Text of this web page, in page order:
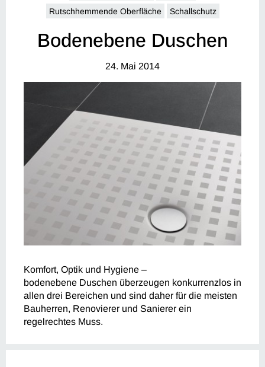
Rutschhemmende Oberfläche
Schallschutz
Bodenebene Duschen
24. Mai 2014
Komfort, Optik und Hygiene –
bodenebene Duschen überzeugen konkurrenzlos in
allen drei Bereichen und sind daher für die meisten
Bauherren, Renovierer und Sanierer ein
regelrechtes Muss.